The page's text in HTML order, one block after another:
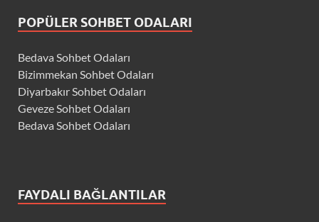
POPÜLER SOHBET ODALARI
Bedava Sohbet Odaları
Bizimmekan Sohbet Odaları
Diyarbakır Sohbet Odaları
Geveze Sohbet Odaları
Bedava Sohbet Odaları
FAYDALI BAĞLANTILAR